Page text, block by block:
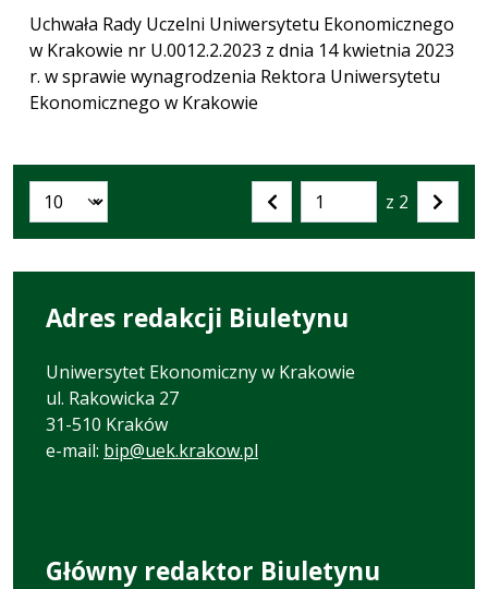
Uchwała Rady Uczelni Uniwersytetu Ekonomicznego
w Krakowie nr U.0012.2.2023 z dnia 14 kwietnia 2023
r. w sprawie wynagrodzenia Rektora Uniwersytetu
Ekonomicznego w Krakowie
Liczba artykułów na stronie:
Poprzednia
Przejdź
do
z 2
Adres redakcji Biuletynu
Uniwersytet Ekonomiczny w Krakowie
ul. Rakowicka 27
31-510 Kraków
e-mail: bip@uek.krakow.pl
Główny redaktor Biuletynu